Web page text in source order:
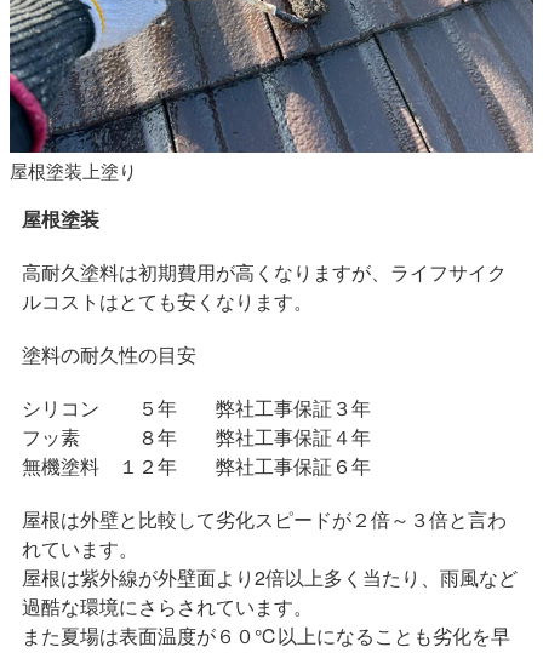
屋根塗装上塗り
屋根塗装
高耐久塗料は初期費用が高くなりますが、ライフサイク
ルコストはとても安くなります。
塗料の耐久性の目安
シリコン ５年 弊社工事保証３年
フッ素 ８年 弊社工事保証４年
無機塗料 １２年 弊社工事保証６年
屋根は外壁と比較して劣化スピードが２倍～３倍と言わ
れています。
屋根は紫外線が外壁面より2倍以上多く当たり、雨風など
過酷な環境にさらされています。
また夏場は表面温度が６０℃以上になることも劣化を早